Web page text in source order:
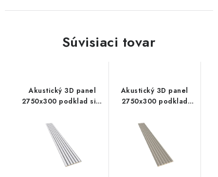
NOČNÉ STOLÍKY
KOMODY A VITRÍNY
Súvisiaci tovar
Akustický 3D panel
2750x300 podklad sivý
Akustický 3D panel
2750x300 podklad